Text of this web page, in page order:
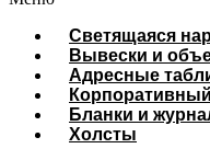
Cветящаяся
Вывески и
Адресные
Бланки и
Холсты